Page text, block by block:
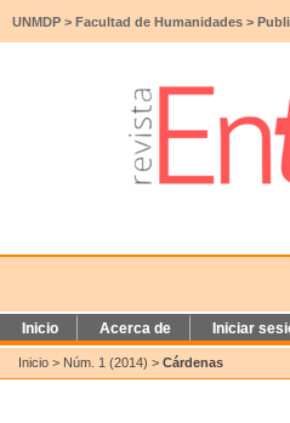
UNMDP > Facultad de Humanidades >
Inicio Acerca de Iniciar
Inicio > Núm. 1 (2014) > Cárdenas